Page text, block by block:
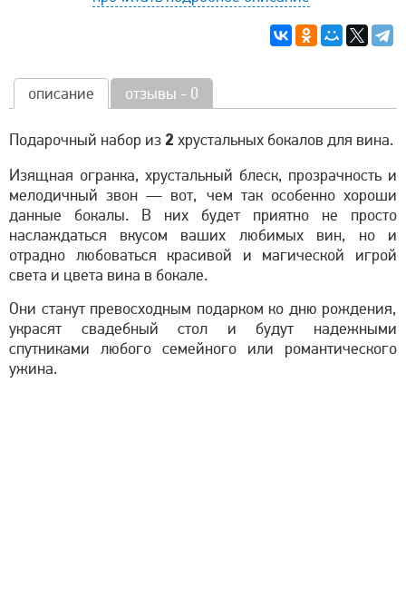
описание отзывы - 0
Подарочный набор из 2 хрустальных бокалов для вина.
Изящная огранка, хрустальный блеск, прозрачность и
мелодичный звон — вот, чем так особенно хороши
данные бокалы. В них будет приятно не просто
наслаждаться вкусом ваших любимых вин, но и
отрадно любоваться красивой и магической игрой
света и цвета вина в бокале.
Они станут превосходным подарком ко дню рождения,
украсят свадебный стол и будут надежными
спутниками любого семейного или романтического
ужина.